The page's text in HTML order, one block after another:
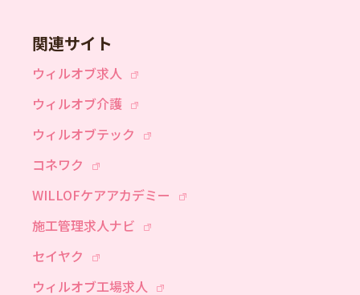
関連サイト
ウィルオブ求人
ウィルオブ介護
ウィルオブテック
コネワク
WILLOFケアアカデミー
施工管理求人ナビ
セイヤク
ウィルオブ工場求人